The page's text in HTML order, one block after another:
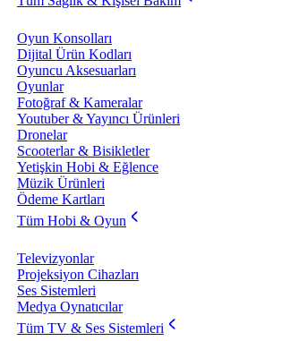
Oyun Konsolları
Dijital Ürün Kodları
Oyuncu Aksesuarları
Oyunlar
Fotoğraf & Kameralar
Youtuber & Yayıncı Ürünleri
Dronelar
Scooterlar & Bisikletler
Yetişkin Hobi & Eğlence
Müzik Ürünleri
Ödeme Kartları
Tüm Hobi & Oyun
Televizyonlar
Projeksiyon Cihazları
Ses Sistemleri
Medya Oynatıcılar
Tüm TV & Ses Sistemleri